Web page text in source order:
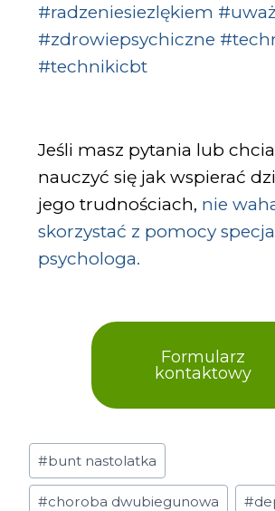
#radzeniesiezlękiem
#zdrowiepsychiczne
#technikicbt
Jeśli masz pytania lub
nauczyć się jak wspierać
jego trudnościach, nie
skorzystać z pomocy
psychologa.
Formularz
kontaktowy
#bunt nastolatka
#choroba dwubiegunowa #